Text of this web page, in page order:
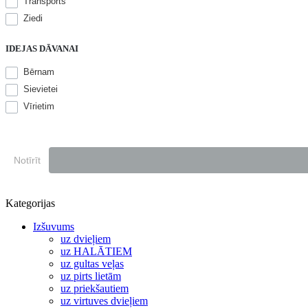
Ziedi
IDEJAS DĀVANAI
Bērnam
Sievietei
Vīrietim
Notīrīt
Kategorijas
Izšuvums
uz dvieļiem
uz HALĀTIEM
uz gultas veļas
uz pirts lietām
uz priekšautiem
uz virtuves dvieļiem